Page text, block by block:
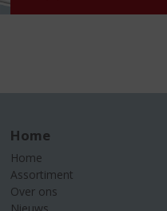
Home
Home
Assortiment
Over ons